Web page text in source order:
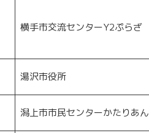
横手市交流センターY2ぷらざ
湯沢市役所
潟上市市民センターかたりあん